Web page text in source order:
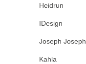
Heidrun
IDesign
Joseph Joseph
Kahla